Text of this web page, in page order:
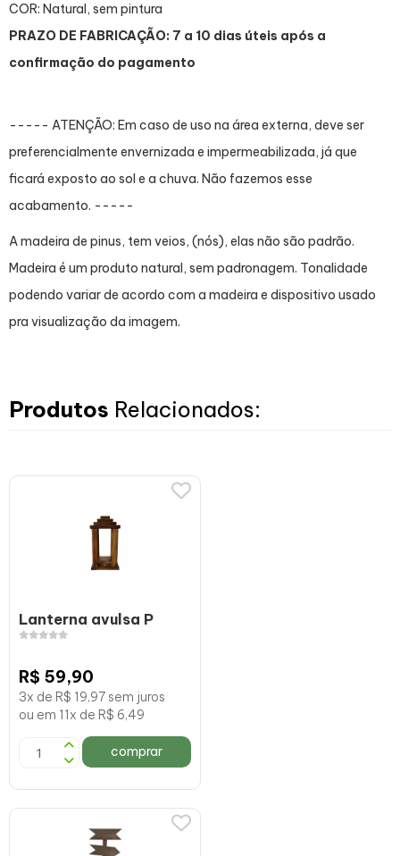
COR: Natural, sem pintura
PRAZO DE FABRICAÇÃO: 7 a 10 dias úteis após a
confirmação do pagamento
----- ATENÇÃO: Em caso de uso na área externa, deve ser
preferencialmente envernizada e impermeabilizada, já que
ficará exposto ao sol e a chuva. Não fazemos esse
acabamento. -----
A madeira de pinus, tem veios, (nós), elas não são padrão.
Madeira é um produto natural, sem padronagem. Tonalidade
podendo variar de acordo com a madeira e dispositivo usado
pra visualização da imagem.
Produtos Relacionados:
Lanterna avulsa P
R$ 59,90
3x de R$ 19,97 sem juros
ou em 11x de R$ 6,49
comprar